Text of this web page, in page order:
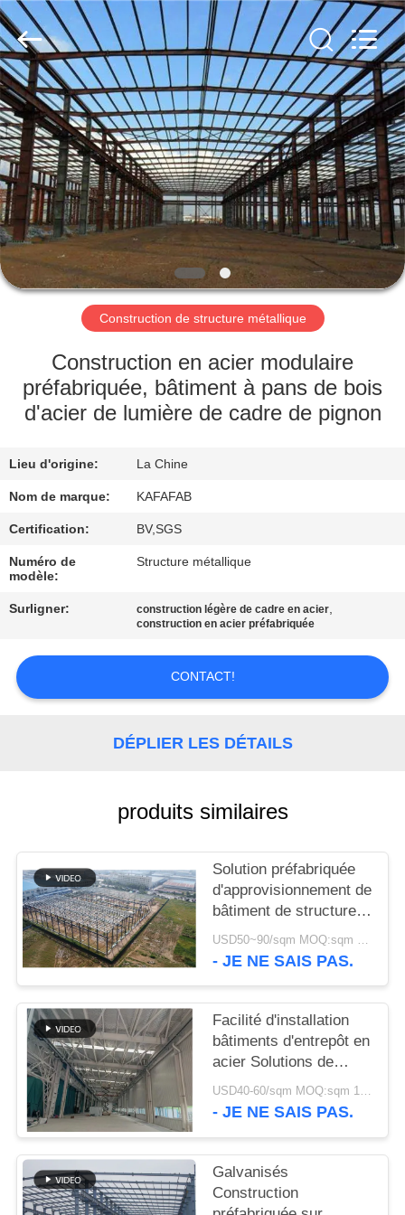
ACCUEIL
PRODUITS
VIDÉOS
SPECTACLE
DE
RÉALITÉ
VIRTUELLE
DE
NOUS
VISITE
DE
L'USINE
CONTRÔLE
QUALITÉ
NOUVELLES
CAS
PLAN
DU
SITE
POLITIQUE
DE
CONFIDENTIALITÉ
Qingdao
KaFa
Fabrication
Co.,
Ltd..
All
Rights
Reserved.
Construction de structure métallique
Construction en acier modulaire
préfabriquée, bâtiment à pans de bois
d'acier de lumière de cadre de pignon
Lieu d'origine: La Chine
Nom de marque: KAFAFAB
Certification: BV,SGS
Numéro de
modèle:
Structure métallique
Surligner: construction légère de cadre en acier,
construction en acier préfabriquée
CONTACT!
DÉPLIER LES DÉTAILS
produits similaires
Solution préfabriquée
d'approvisionnement de
bâtiment de structure
métallique pour
l'industrie
USD50~90/sqm MOQ:sqm 1000
- JE NE SAIS PAS.
Facilité d'installation
bâtiments d'entrepôt en
acier Solutions de
stockage
respectueuses de
USD40-60/sqm MOQ:sqm 1000
- JE NE SAIS PAS.
Galvanisés
Construction